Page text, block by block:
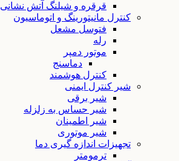
قرقره و شیلنگ آتش نشانی
کنترل مانیتورینگ و اتوماسیون
فتوسل مشعل
رله
موتور دمپر
دماسنج
کنترل هوشمند
شیر کنترل ایمنی
شیر برقی
شیر حساس به زلزله
شیر اطمینان
شیر موتوری
تجهیزات اندازه گیری دما
ترمومتر